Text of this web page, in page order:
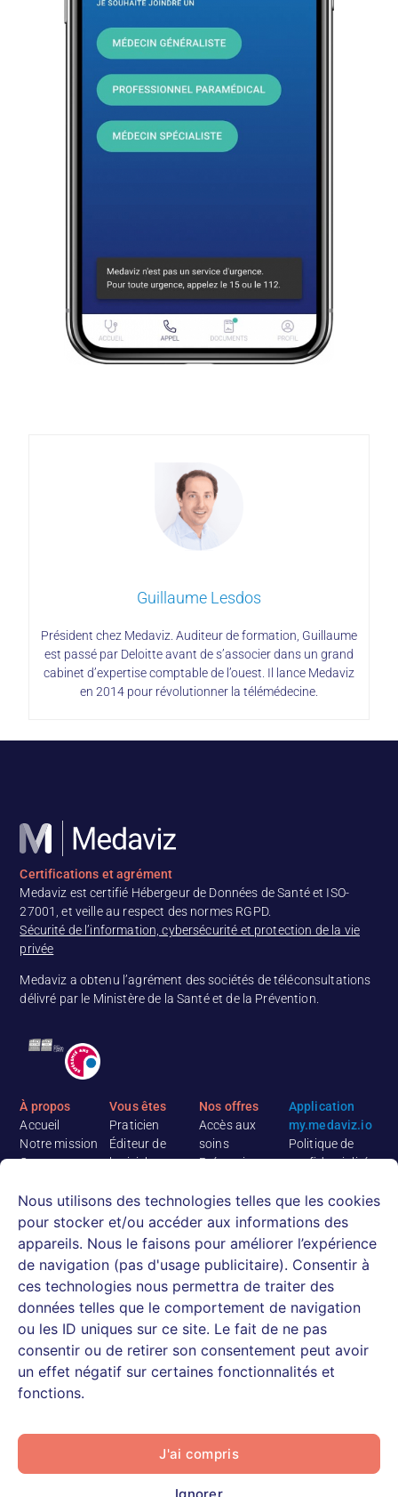
Nous utilisons des technologies telles que les cookies
pour stocker et/ou accéder aux informations des
appareils. Nous le faisons pour améliorer l’expérience
de navigation (pas d'usage publicitaire). Consentir à
ces technologies nous permettra de traiter des
données telles que le comportement de navigation
ou les ID uniques sur ce site. Le fait de ne pas
consentir ou de retirer son consentement peut avoir
un effet négatif sur certaines fonctionnalités et
fonctions.
J'ai compris
Ignorer
Guillaume Lesdos
Président chez Medaviz. Auditeur de formation, Guillaume
est passé par Deloitte avant de s’associer dans un grand
cabinet d’expertise comptable de l’ouest. Il lance Medaviz
en 2014 pour révolutionner la télémédecine.
Certifications et agrément
Medaviz est certifié Hébergeur de Données de Santé et ISO-
27001, et veille au respect des normes RGPD.
Sécurité de l’information, cybersécurité et protection de la vie
privée
Medaviz a obtenu l’agrément des sociétés de téléconsultations
délivré par le Ministère de la Santé et de la Prévention.
À propos
Accueil
Notre mission
Contact
recrute
Rejoignez notre
médicale
Vous êtes
Praticien
Éditeur de
logiciel
médico-social
Mutuelle,
assureur,
courtier
CPTS, cabinets
infirmiers
Patient
Nos offres
Accès aux
soins
Prévention
téléconsultation
Ressources
Actualités
Livres blancs
Webinaires et
replays
Centre d’aide
patients
Application
my.medaviz.io
Politique de
confidentialité
Générales
d’Utilisation
Podalire ©2026, Tous droits réservés
Données personnelles
Signaler un contenu illicite
Mentions légales
Plan du site